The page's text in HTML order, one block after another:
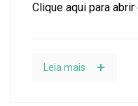
Clique aqui para abrir
Leia mais